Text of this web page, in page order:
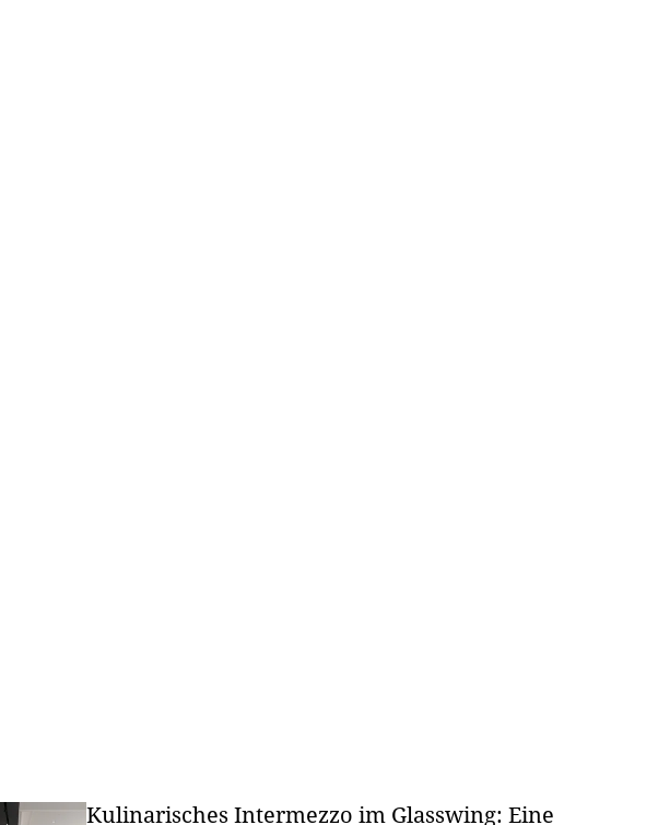
Kulinarisches Intermezzo im Glasswing: Eine